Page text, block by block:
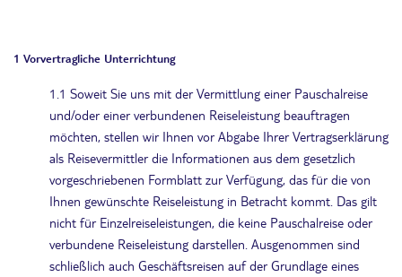
1 Vorvertragliche Unterrichtung
1.1 Soweit Sie uns mit der Vermittlung einer Pauschalreise
und/oder einer verbundenen Reiseleistung beauftragen
möchten, stellen wir Ihnen vor Abgabe Ihrer Vertragserklärung
als Reisevermittler die Informationen aus dem gesetzlich
vorgeschriebenen Formblatt zur Verfügung, das für die von
Ihnen gewünschte Reiseleistung in Betracht kommt. Das gilt
nicht für Einzelreiseleistungen, die keine Pauschalreise oder
verbundene Reiseleistung darstellen. Ausgenommen sind
schließlich auch Geschäftsreisen auf der Grundlage eines